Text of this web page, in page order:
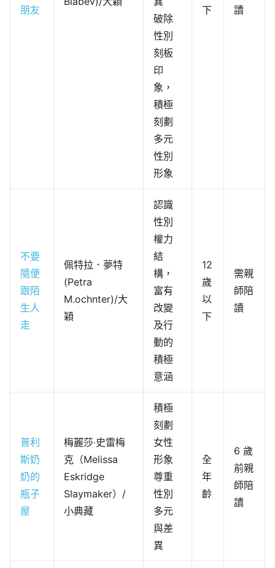
朋友
破除
性別
刻板
印
象，
積極
刻劃
多元
性別
形象
下
讀
不要
隨便
跟陌
生人
走
佩特拉．夢特
(Petra
M.ochnter)/大
穎
認識
性別
權力
結
構，
富有
改變
及行
動的
積極
意涵
12
歲
以
下
需親
師陪
讀
普利
斯奶
奶的
瓶子
屋
梅麗莎‧史雷梅
克（Melissa
Eskridge
Slaymaker）/
小典藏
積極
刻劃
女性
形象
尊重
性別
多元
與差
異
全
年
齡
6 歲
前親
師陪
讀